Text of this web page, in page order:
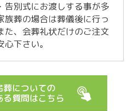
告別式にお渡しする事が多
族葬の場合は葬儀後に行っ
た、会葬礼状だけのご注文
下さい。
葬についての
る質問はこちら